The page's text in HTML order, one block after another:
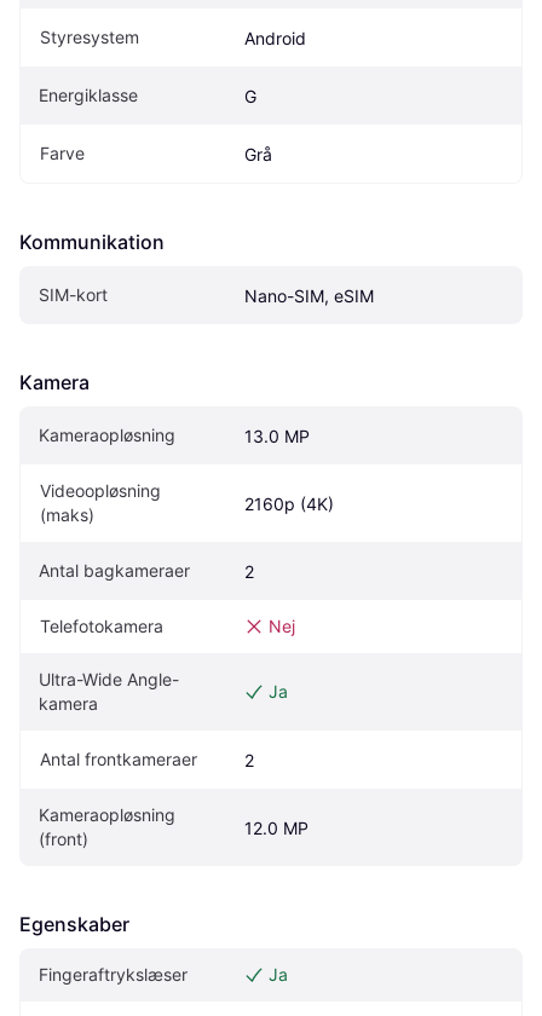
Styresystem Android
Energiklasse G
Farve Grå
Kommunikation
SIM-kort Nano-SIM, eSIM
Kamera
Kameraopløsning 13.0 MP
Videoopløsning
(maks)
2160p (4K)
Antal bagkameraer 2
Telefotokamera Nej
Ultra-Wide Angle-
kamera
Ja
Antal frontkameraer 2
Kameraopløsning
(front)
12.0 MP
Egenskaber
Fingeraftrykslæser Ja